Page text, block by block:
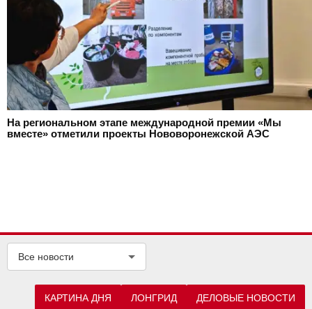
На региональном этапе международной премии «Мы
вместе» отметили проекты Нововоронежской АЭС
Все новости
КАРТИНА ДНЯ ЛОНГРИД ДЕЛОВЫЕ НОВОСТИ